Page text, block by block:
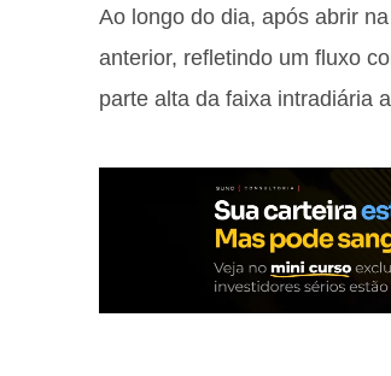
Ao longo do dia, após abrir
anterior, refletindo um fluxo
parte alta da faixa intradiária